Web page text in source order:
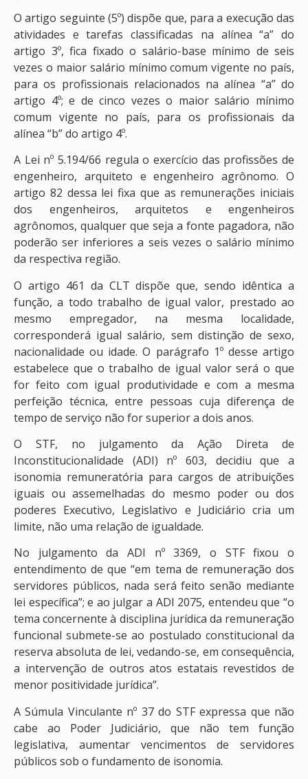
O artigo seguinte (5º) dispõe que, para a execução das
atividades e tarefas classificadas na alínea “a” do
artigo 3º, fica fixado o salário-base mínimo de seis
vezes o maior salário mínimo comum vigente no país,
para os profissionais relacionados na alínea “a” do
artigo 4º; e de cinco vezes o maior salário mínimo
comum vigente no país, para os profissionais da
alínea “b” do artigo 4º.
A Lei nº 5.194/66 regula o exercício das profissões de
engenheiro, arquiteto e engenheiro agrônomo. O
artigo 82 dessa lei fixa que as remunerações iniciais
dos engenheiros, arquitetos e engenheiros
agrônomos, qualquer que seja a fonte pagadora, não
poderão ser inferiores a seis vezes o salário mínimo
da respectiva região.
O artigo 461 da CLT dispõe que, sendo idêntica a
função, a todo trabalho de igual valor, prestado ao
mesmo empregador, na mesma localidade,
corresponderá igual salário, sem distinção de sexo,
nacionalidade ou idade. O parágrafo 1º desse artigo
estabelece que o trabalho de igual valor será o que
for feito com igual produtividade e com a mesma
perfeição técnica, entre pessoas cuja diferença de
tempo de serviço não for superior a dois anos.
O STF, no julgamento da Ação Direta de
Inconstitucionalidade (ADI) nº 603, decidiu que a
isonomia remuneratória para cargos de atribuições
iguais ou assemelhadas do mesmo poder ou dos
poderes Executivo, Legislativo e Judiciário cria um
limite, não uma relação de igualdade.
No julgamento da ADI nº 3369, o STF fixou o
entendimento de que “em tema de remuneração dos
servidores públicos, nada será feito senão mediante
lei específica”; e ao julgar a ADI 2075, entendeu que “o
tema concernente à disciplina jurídica da remuneração
funcional submete-se ao postulado constitucional da
reserva absoluta de lei, vedando-se, em consequência,
a intervenção de outros atos estatais revestidos de
menor positividade jurídica”.
A Súmula Vinculante nº 37 do STF expressa que não
cabe ao Poder Judiciário, que não tem função
legislativa, aumentar vencimentos de servidores
públicos sob o fundamento de isonomia.